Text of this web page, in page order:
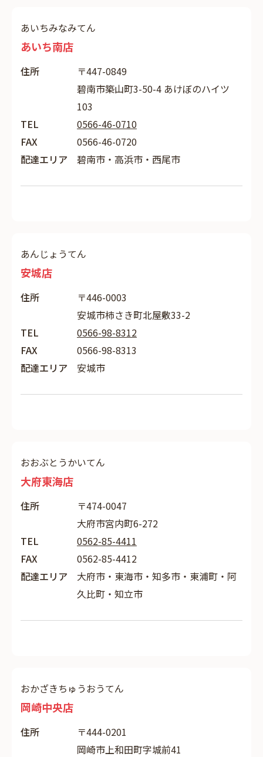
あいちみなみてん
あいち南店
住所
〒447-0849
碧南市築山町3-50-4 あけぼのハイツ
103
TEL
0566-46-0710
FAX
0566-46-0720
配達エリア
碧南市・高浜市・西尾市
あんじょうてん
安城店
住所
〒446-0003
安城市柿さき町北屋敷33-2
TEL
0566-98-8312
FAX
0566-98-8313
配達エリア
安城市
おおぶとうかいてん
大府東海店
住所
〒474-0047
大府市宮内町6-272
TEL
0562-85-4411
FAX
0562-85-4412
配達エリア
大府市・東海市・知多市・東浦町・阿
久比町・知立市
おかざきちゅうおうてん
岡崎中央店
住所
〒444-0201
岡崎市上和田町字城前41